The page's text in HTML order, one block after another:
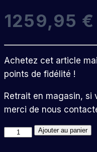
1259,95 €
Achetez cet article
points de fidélité !
Retrait en magasin, si
merci de nous
quantité
Ajouter au panier